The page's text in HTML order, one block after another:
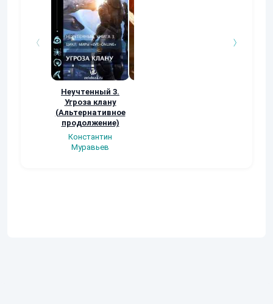
Неучтенный 3.
Угроза клану
(Альтернативное
продолжение)
Константин
Муравьев